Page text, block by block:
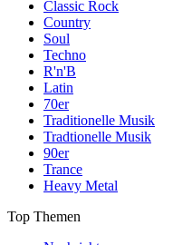
Classic Rock
Country
Soul
Techno
R'n'B
Latin
70er
Traditionelle Musik
Tradtionelle Musik
90er
Trance
Heavy Metal
Top Themen